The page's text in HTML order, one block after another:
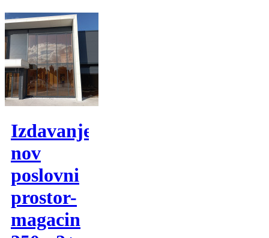
Izdavanje,
nov
poslovni
prostor-
magacin